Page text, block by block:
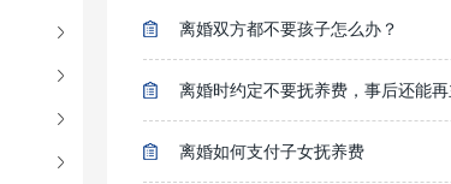
离婚双方都不要孩子怎么办？
离婚时约定不要抚养费，事后还能再
离婚如何支付子女抚养费